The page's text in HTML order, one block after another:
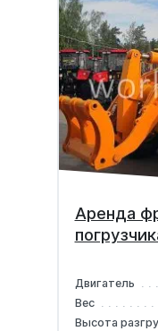
Аренда
Двигатель
Вес
Высота